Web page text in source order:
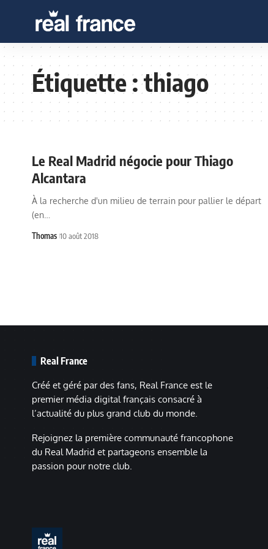
Étiquette :thiago
Le Real Madrid négocie pour Thiago
Alcantara
À la recherche d'un milieu de terrain pour pallier le départ
(en…
Thomas 10 août 2018
Real France
Créé et géré par des fans, Real France est le
premier média digital français consacré à
l’actualité du plus grand club du monde.
Rejoignez la première communauté francophone
du Real Madrid et partageons ensemble la
passion pour notre club.